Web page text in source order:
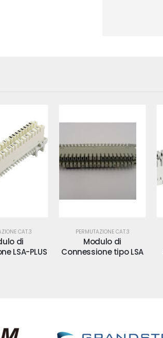
CAT.3
di
tipo LSA
PERMUTAZIONE CAT.3
Modulo di
sezionamento LSA-